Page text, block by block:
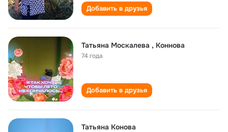
Добавить в друзья
Татьяна Москалева , Коннова
74 года
Добавить в друзья
Татьяна Конова